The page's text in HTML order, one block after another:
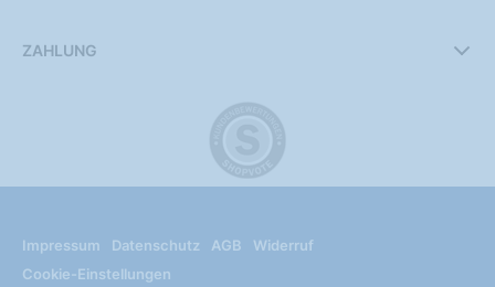
ZAHLUNG
Impressum Datenschutz AGB
Widerruf
Cookie-Einstellungen